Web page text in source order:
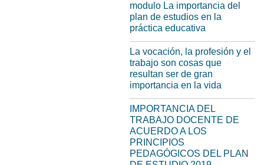
modulo La importancia del
plan de estudios en la
práctica educativa
La vocación, la profesión y el
trabajo son cosas que
resultan ser de gran
importancia en la vida
IMPORTANCIA DEL
TRABAJO DOCENTE DE
ACUERDO A LOS
PRINCIPIOS
PEDAGÓGICOS DEL PLAN